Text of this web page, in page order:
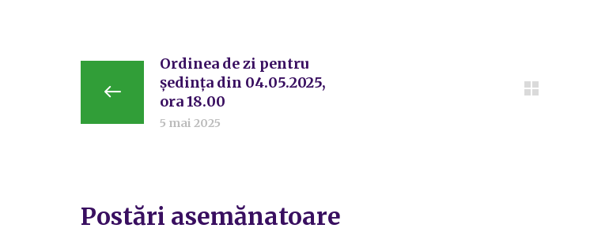
Ordinea de zi pentru
ședința din 04.05.2025,
ora 18.00
5 mai 2025
Postări asemănatoare